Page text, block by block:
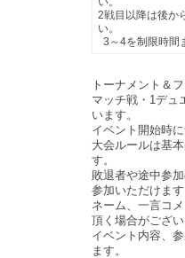
2戦目以降は後か
い。
3～4を制限時間
トーナメント＆
マッチ戦・1デュ
います。
イベント開始時
大会ルールは基
す。
敗退者や途中参
参加いただけま
ネーム、一言コ
頂く場合がござい
イベント内容、
ます。